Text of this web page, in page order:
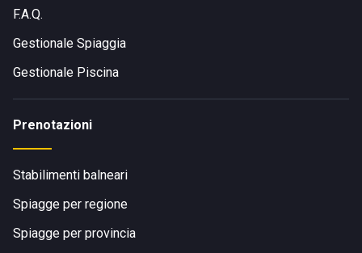
F.A.Q.
Gestionale Spiaggia
Gestionale Piscina
Prenotazioni
Stabilimenti balneari
Spiagge per regione
Spiagge per provincia